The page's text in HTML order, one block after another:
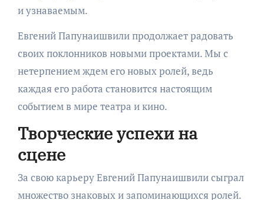
и узнаваемым.
Евгений Папунаишвили продолжает радовать
своих поклонников новыми проектами. Мы с
нетерпением ждем его новых ролей, ведь
каждая его работа становится настоящим
событием в мире театра и кино.
Творческие успехи на
сцене
За свою карьеру Евгений Папунаишвили сыграл
множество знаковых и запоминающихся ролей.